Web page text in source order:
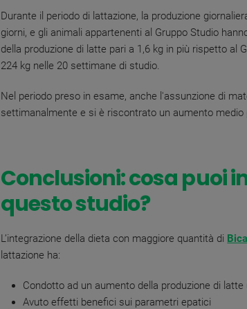
Durante il periodo di lattazione, la produzione
giorni, e gli animali appartenenti al Gruppo Studio
della produzione di latte pari a 1,6 kg in più rispetto al
224 kg nelle 20 settimane di studio.
Nel periodo preso in esame, anche l'assunzione di
settimanalmente e si è riscontrato un aumento medio
Conclusioni: cosa puoi
questo studio?
L’integrazione della dieta con maggiore quantità di
lattazione ha:
Condotto ad un aumento della produzione di latte
Avuto effetti benefici sui parametri epatici